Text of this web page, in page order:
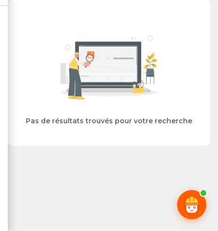
Pas de résultats trouvés pour votre recherche